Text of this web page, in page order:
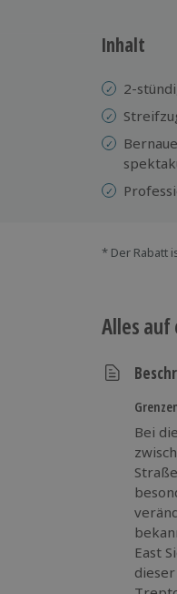
Inhalt
2-
* Der Rabatt
Alles auf
Bei
East